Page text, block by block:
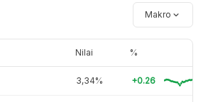
Makro
Nilai %
3,34% +0.26